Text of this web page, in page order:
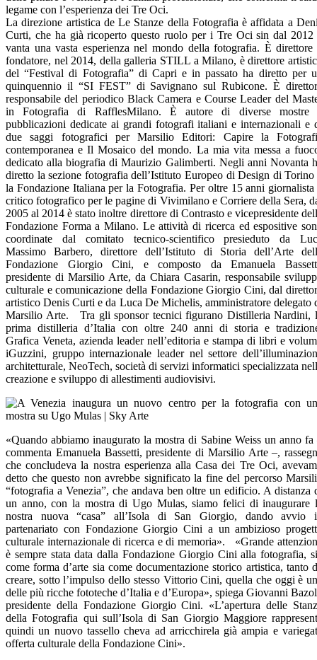
legame con l’esperienza dei Tre Oci.
La direzione artistica de Le Stanze della Fotografia è affidata a
Curti, che ha già ricoperto questo ruolo per i Tre Oci sin dal 2012
vanta una vasta esperienza nel mondo della fotografia. È direttore
fondatore, nel 2014, della galleria STILL a Milano, è direttore
del “Festival di Fotografia” di Capri e in passato ha diretto per
quinquennio il “SI FEST” di Savignano sul Rubicone. È
responsabile del periodico Black Camera e Course Leader del
in Fotografia di RafflesMilano. È autore di diverse mostre
pubblicazioni dedicate ai grandi fotografi italiani e internazionali e
due saggi fotografici per Marsilio Editori: Capire la
contemporanea e Il Mosaico del mondo. La mia vita messa a
dedicato alla biografia di Maurizio Galimberti. Negli anni Novanta
diretto la sezione fotografia dell’Istituto Europeo di Design di Torino
la Fondazione Italiana per la Fotografia. Per oltre 15 anni giornalista
critico fotografico per le pagine di Vivimilano e Corriere della Sera,
2005 al 2014 è stato inoltre direttore di Contrasto e vicepresidente
Fondazione Forma a Milano. Le attività di ricerca ed espositive
coordinate dal comitato tecnico-scientifico presieduto da
Massimo Barbero, direttore dell’Istituto di Storia dell’Arte
Fondazione Giorgio Cini, e composto da Emanuela
presidente di Marsilio Arte, da Chiara Casarin, responsabile
culturale e comunicazione della Fondazione Giorgio Cini, dal
artistico Denis Curti e da Luca De Michelis, amministratore delegato
Marsilio Arte. Tra gli sponsor tecnici figurano Distilleria Nardini,
prima distilleria d’Italia con oltre 240 anni di storia e
Grafica Veneta, azienda leader nell’editoria e stampa di libri e
iGuzzini, gruppo internazionale leader nel settore
architetturale, NeoTech, società di servizi informatici specializzata
creazione e sviluppo di allestimenti audiovisivi.
«Quando abbiamo inaugurato la mostra di Sabine Weiss un anno fa
commenta Emanuela Bassetti, presidente di Marsilio Arte –,
che concludeva la nostra esperienza alla Casa dei Tre Oci,
detto che questo non avrebbe significato la fine del percorso
“fotografia a Venezia”, che andava ben oltre un edificio. A distanza
un anno, con la mostra di Ugo Mulas, siamo felici di inaugurare
nostra nuova “casa” all’Isola di San Giorgio, dando avvio
partenariato con Fondazione Giorgio Cini a un ambizioso
culturale internazionale di ricerca e di memoria». «Grande
è sempre stata data dalla Fondazione Giorgio Cini alla fotografia,
come forma d’arte sia come documentazione storico artistica, tanto
creare, sotto l’impulso dello stesso Vittorio Cini, quella che oggi è
delle più ricche fototeche d’Italia e d’Europa», spiega Giovanni
presidente della Fondazione Giorgio Cini. «L’apertura delle
della Fotografia qui sull’Isola di San Giorgio Maggiore
quindi un nuovo tassello cheva ad arricchirela già ampia e
offerta culturale della Fondazione Cini».